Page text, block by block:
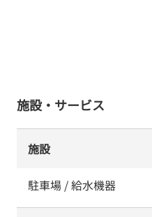
施設・サービス
施設
駐車場 / 給水機器